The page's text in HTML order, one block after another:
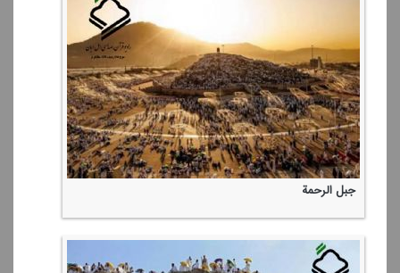
جبل الرحمة